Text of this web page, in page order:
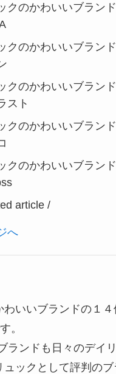
クのかわいいブランド
クのかわいいブラン
クのかわいいブラン
スト
クのかわいいブラン
クのかわいいブランド
article /
へ
わいいブランドの１４
。
ランドも日々のデイ
ックとして評判のブ